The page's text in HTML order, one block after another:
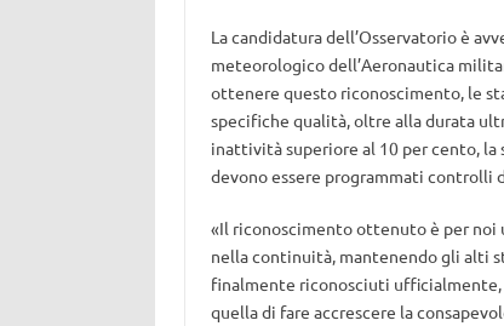
La candidatura dell’Osservatorio è
meteorologico dell’Aeronautica
ottenere questo riconoscimento, le
specifiche qualità, oltre alla durata
inattivitàsuperiore al 10 per cento,
devono essere programmati controlli
«Il riconoscimento ottenuto è per noi
nella continuità, mantenendo gli alti
finalmente riconosciuti ufficialmente,
quella di fare accrescere la